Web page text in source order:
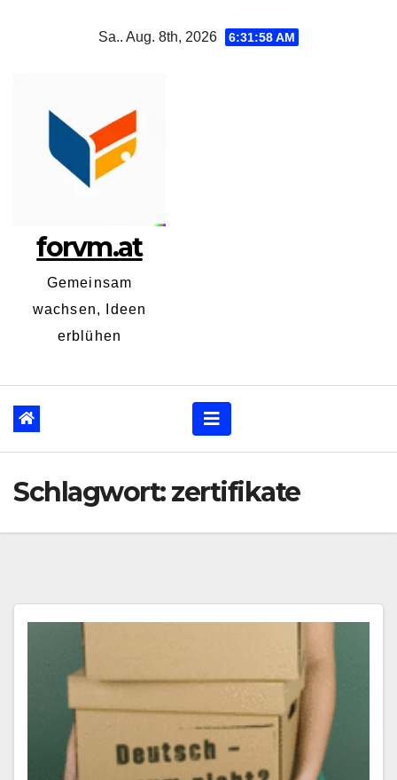
Sa.. Aug. 8th, 2026 6:31:59 AM
forvm.at
Gemeinsam
wachsen, Ideen
erblühen
Schlagwort:zertifikate